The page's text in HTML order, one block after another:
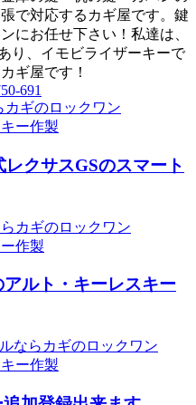
で対応するカギ屋です。鍵
にお任せ下さい！私達は、
り、イモビライザーキーで
ギ屋です！
ー作製
クサスGSのスマート
作製
ルト・キーレスキー
ー作製